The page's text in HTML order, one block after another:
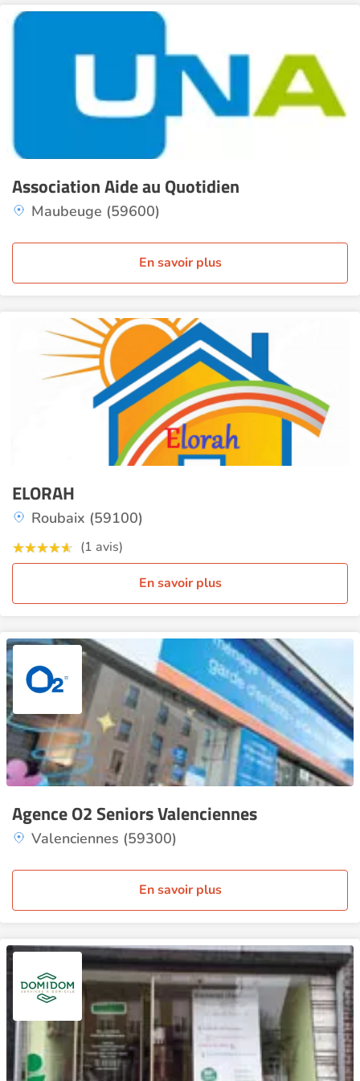
Association Aide au Quotidien
Maubeuge (59600)
En savoir plus
ELORAH
Roubaix (59100)
(1 avis)
En savoir plus
Agence O2 Seniors Valenciennes
Valenciennes (59300)
En savoir plus